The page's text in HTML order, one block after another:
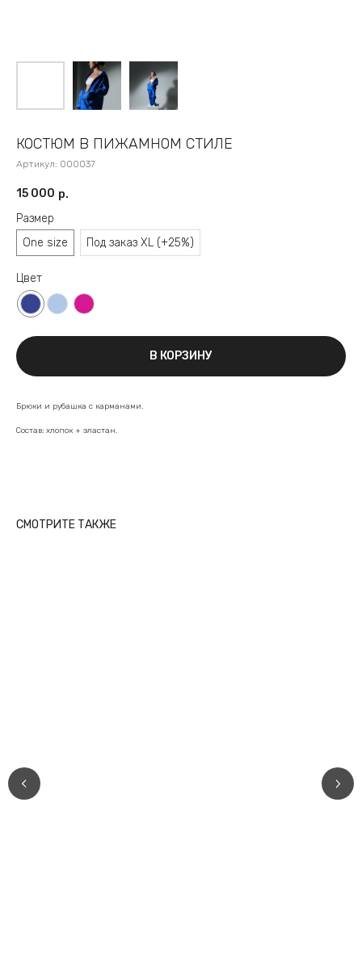
КОСТЮМ В ПИЖАМНОМ СТИЛЕ
Артикул: 000037
15 000 р.
Размер
One size
Под заказ XL (+25%)
Цвет
В КОРЗИНУ
Брюки и рубашка с карманами.
Состав: хлопок + эластан.
СМОТРИТЕ ТАКЖЕ